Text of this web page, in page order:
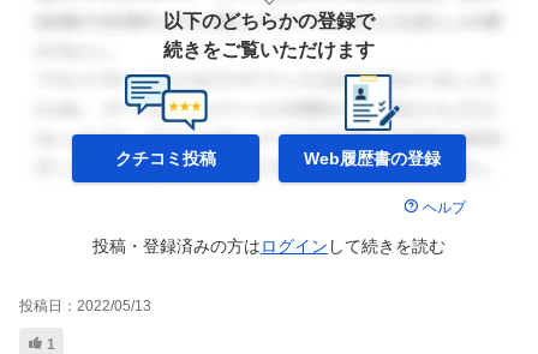
以下のどちらかの登録で
続きをご覧いただけます
クチコミ投稿 Web履歴書の登録
ヘルプ
投稿・登録済みの方はログイン して続きを読む
投稿日： 2022/05/13
1